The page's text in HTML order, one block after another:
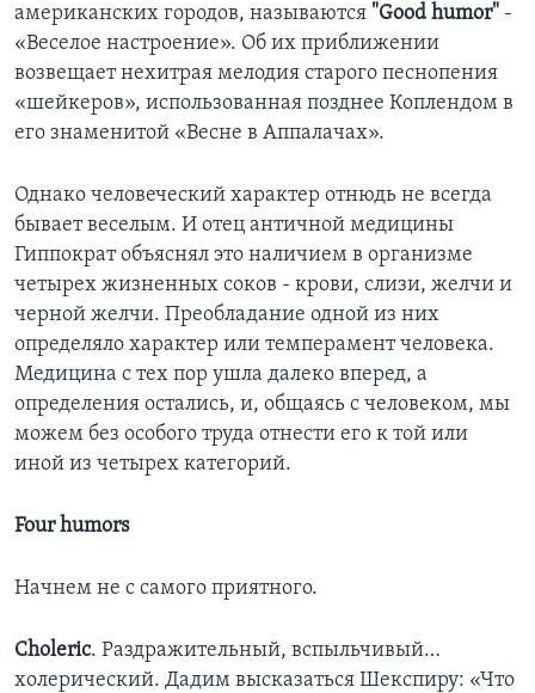
американских городов, называются "Good humor" -
«Веселое настроение». Об их приближении
возвещает нехитрая мелодия старого песнопения
«шейкеров», использованная позднее Коплендом в
его знаменитой «Весне в Аппалачах».
Однако человеческий характер отнюдь не всегда
бывает веселым. И отец античной медицины
Гиппократ объяснял это наличием в организме
четырех жизненных соков - крови, слизи, желчи и
черной желчи. Преобладание одной из них
определяло характер или темперамент человека.
Медицина с тех пор ушла далеко вперед, а
определения остались, и, общаясь с человеком, мы
можем без особого труда отнести его к той или
иной из четырех категорий.
Four humors
Начнем не с самого приятного.
Choleric. Раздражительный, вспыльчивый…
холерический. Дадим высказаться Шекспиру: «Что